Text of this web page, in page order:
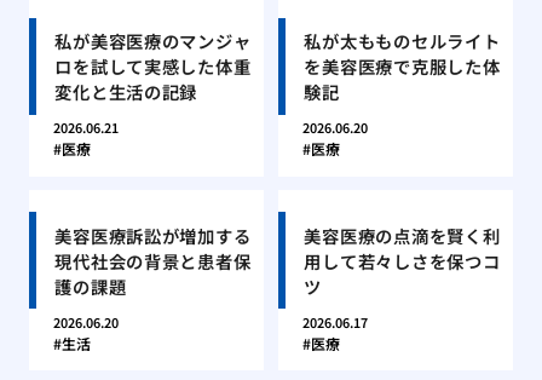
私が美容医療のマンジャ
ロを試して実感した体重
変化と生活の記録
2026.06.21
医療
私が太もものセルライト
を美容医療で克服した体
験記
2026.06.20
医療
美容医療訴訟が増加する
現代社会の背景と患者保
護の課題
2026.06.20
生活
美容医療の点滴を賢く利
用して若々しさを保つコ
ツ
2026.06.17
医療